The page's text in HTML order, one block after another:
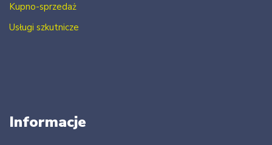
Kupno-sprzedaż
Usługi szkutnicze
Informacje